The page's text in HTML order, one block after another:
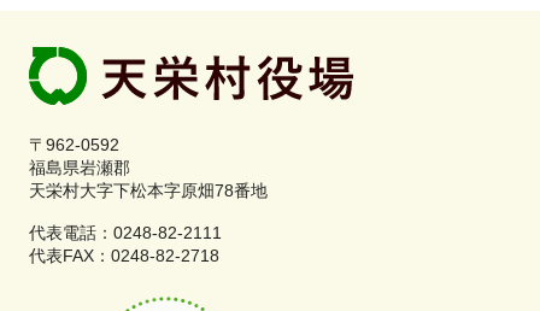
〒962-0592
福島県岩瀬郡
天栄村大字下松本字原畑78番地
代表電話：0248-82-2111
代表FAX：0248-82-2718